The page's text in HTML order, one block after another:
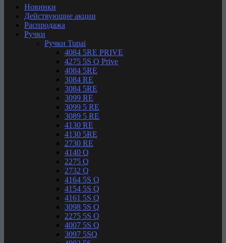
Новинки
Действующие акции
Распродажа
Ручки
Ручки Tupai
4084 5RE PRIVE
4275 5S Q Prive
4084 5RE
3084 RE
3084 5RE
3099 RE
3099 5 RE
3089 5 RE
4130 RE
4130 5RE
2730 RE
4140 Q
2275 Q
2732 Q
4164 5S Q
4154 5S Q
4161 5S Q
3098 5S Q
2275 5S Q
4007 5S Q
3097 5SQ